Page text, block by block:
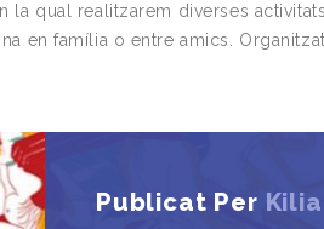
la qual realitzarem diverses
en família o entre amics.
Publicat Per